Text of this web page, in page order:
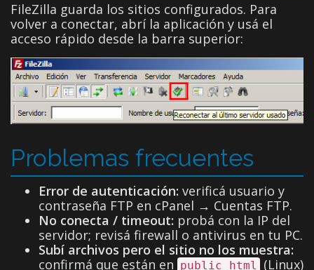
FileZilla guarda los sitios configurados. Para
volver a conectar, abrí la aplicación y usá el
acceso rápido desde la barra superior:
Problemas frecuentes
Error de autenticación: verificá usuario y
contraseña FTP en cPanel → Cuentas FTP.
No conecta / timeout: probá con la IP del
servidor; revisá firewall o antivirus en tu PC.
Subí archivos pero el sitio no los muestra:
confirmá que están en public_html
(Linux)